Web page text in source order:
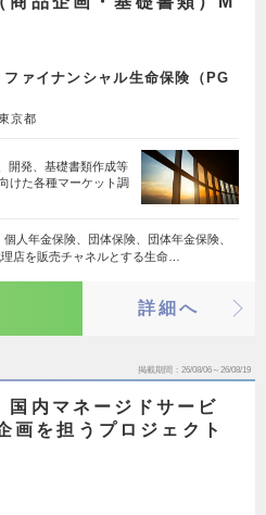
ァイナンシャル生命保険（PG
京都
開発、基礎書類作成等
けた各種マーケット調
個人年金保険、団体保険、団体年金保険、
店を販売チャネルとする生命…
詳細へ
掲載期間 26/08/06～26/08/19
国内マネージドサービ
画を担うプロジェクト